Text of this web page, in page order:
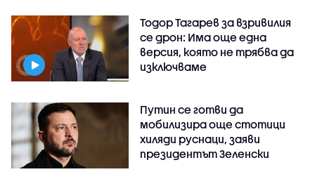
Тодор Тагарев за взривилия
се дрон: Има още една
версия, която не трябва да
изключваме
Путин се готви да
мобилизира още стотици
хиляди руснаци, заяви
президентът Зеленски